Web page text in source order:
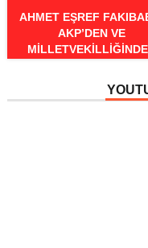
AHMET EŞREF
AKP’DEN VE